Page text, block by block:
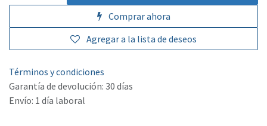
Comprar ahora
Agregar a la lista de deseos
Términos y condiciones
Garantía de devolución: 30 días
Envío: 1 día laboral